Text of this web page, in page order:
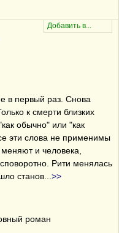
в первый раз. Снова
к смерти близких
обычно" или "как
эти слова не применимы
и человека,
Рити менялась
станов
>>
роман